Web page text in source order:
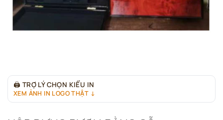
🖨 TRỢ LÝ CHỌN KIỂU IN
XEM ẢNH IN LOGO THẬT ↓